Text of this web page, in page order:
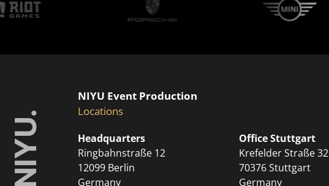
NIYU Event Production
Locations
Headquarters
Ringbahnstraße 12
12099 Berlin
Germany
Office Stuttgart
Krefelder Straße 32
70376 Stuttgart
Germany